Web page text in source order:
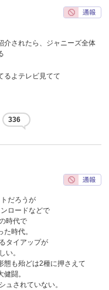
介されたら、ジャニーズ全体
るよテレビ見てて
336
だろうが
ロードなどで
時代で
時代。
タイアップが
い。
態も殆どは2種に押さえて
闘。
ュされていない。